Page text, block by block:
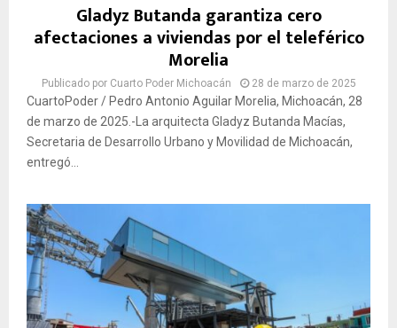
Gladyz Butanda garantiza cero
afectaciones a viviendas por el teleférico
Morelia
Publicado por Cuarto Poder Michoacán 28 de marzo de 2025
CuartoPoder / Pedro Antonio Aguilar Morelia, Michoacán, 28
de marzo de 2025.-La arquitecta Gladyz Butanda Macías,
Secretaria de Desarrollo Urbano y Movilidad de Michoacán,
entregó...